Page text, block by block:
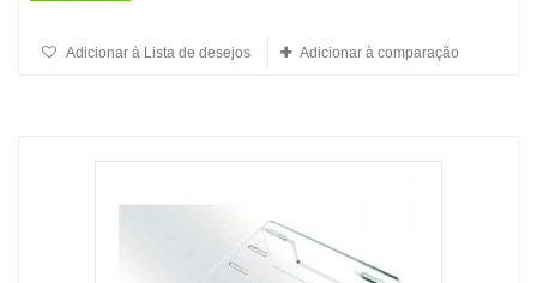
Adicionar à Lista de desejos Adicionar à comparação